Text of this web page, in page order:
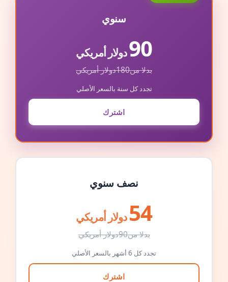
سنوي
90دولار أمريكي
بدلا من180دولار أمريكي
تجدد كل سنة بالسعر الأصلي
اشترك
نصف سنوي
54 دولار أمريكي
بدلا من90دولار أمريكي
تجدد كل 6 أشهر بالسعر الأصلي
اشترك